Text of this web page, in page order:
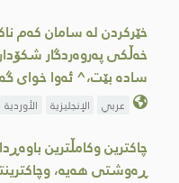
خێرکردن لە سامان کەم
خەڵکی پەروەردگار
سادە بێت،^ ئەوا خوای
عربي الإنجليزية الأوردية
چاکترین وکامڵترین
ڕەوشتی هەیە،